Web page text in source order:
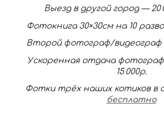
Выезд в другой город — 20
Фотокнига 30×30см на 10
Второй фотограф/видеограф
Ускоренная отдача
15 000р.
Фотки трёх наших котиков в
бесплатно